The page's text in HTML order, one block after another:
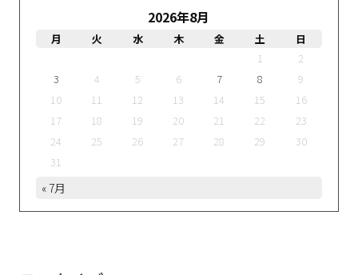
2026年8月
月 火 水 木 金 土
日
1
2
3
4 5 6 7 8
9
10
11 12 13 14 15
16
17
18 19 20 21 22
23
24
25 26 27 28 29
30
31
« 7月